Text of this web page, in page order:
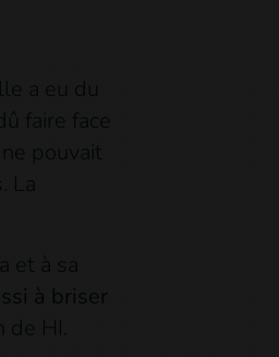
a eu du
faire face
pouvait
La
et à sa
à briser
de HI.